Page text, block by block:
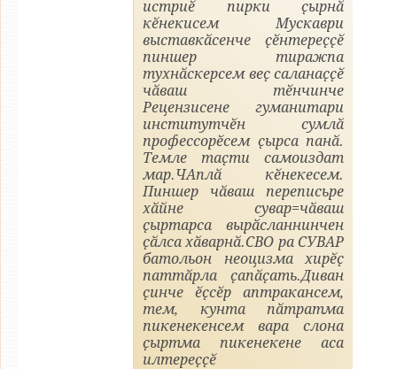
истриӗ пирки ҫырнӑ
кӗнекисем Мускаври
выставкӑсенче ҫӗнтереҫҫӗ
пиншер тиражпа
тухнӑскерсем веҫ саланаҫҫӗ
чӑваш тӗнчинче
Рецензисене гуманитари
институтчӗн сумлӑ
профессорӗсем ҫырса панӑ.
Темле таҫти самоиздат
мар.ЧАплӑ кӗнекесем.
Пиншер чӑваш переписьре
хӑйне сувар=чӑваш
ҫыртарса вырӑсланнинчен
ҫӑлса хӑварнӑ.СВО ра СУВАР
батольон неоцизма хирӗҫ
паттӑрла ҫапӑҫать.Диван
ҫинче ӗҫсӗр аптракансем,
тем, кунта пӑтратма
пикенекенсем вара слона
ҫыртма пикенекене аса
илтереҫҫӗ